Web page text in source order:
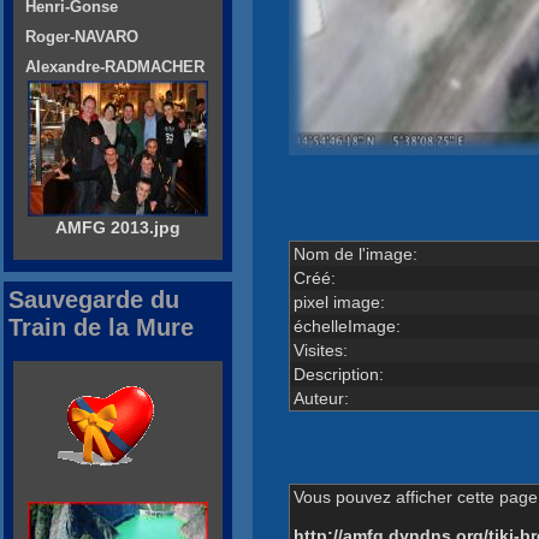
Nom de l'image:
Créé:
pixel image:
échelleImage:
Visites:
Description:
Auteur:
Vous pouvez afficher cette
Henri-Gonse
Roger-NAVARO
Alexandre-RADMACHER
AMFG 2013.jpg
Sauvegarde du
Train de la Mure